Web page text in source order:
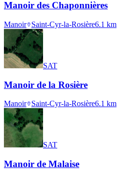
Manoir des Chaponnières
Manoir Saint-Cyr-la-Rosière6.1 km
SAT
Manoir de la Rosière
Manoir Saint-Cyr-la-Rosière6.1 km
SAT
Manoir de Malaise